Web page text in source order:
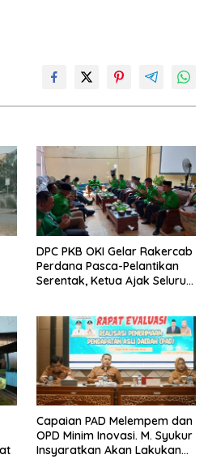
DPC PKB OKI Gelar Rakercab
Perdana Pasca-Pelantikan
Serentak, Ketua Ajak Seluruh
Capaian PAD Melempem dan
OPD Minim Inovasi. M. Syukur
Insyaratkan Akan Lakukan